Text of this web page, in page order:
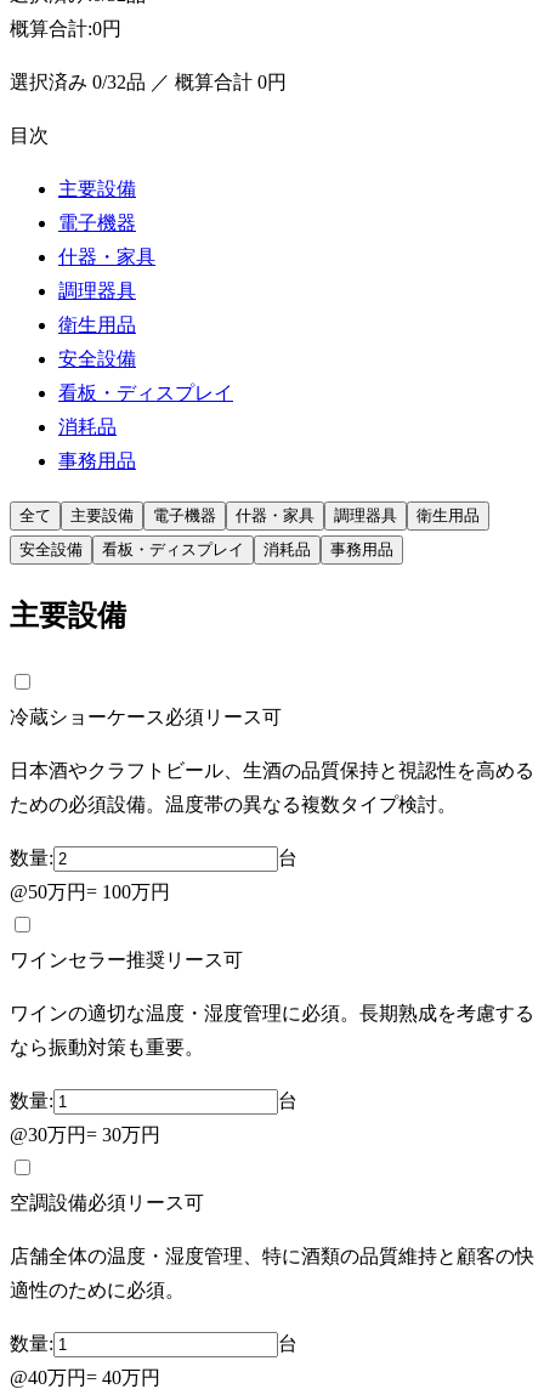
概算合計:0円
選択済み 0/32品 ／ 概算合計 0円
目次
主要設備
電子機器
什器・家具
調理器具
衛生用品
安全設備
看板・ディスプレイ
消耗品
事務用品
全て 主要設備 電子機器 什器・家具 調理器具
衛生用品
安全設備
看板・ディスプレイ 消耗品 事務用品
主要設備
冷蔵ショーケース必須リース可
日本酒やクラフトビール、生酒の品質保持と視認性を高める
ための必須設備。温度帯の異なる複数タイプ検討。
数量:
台
@50万円= 100万円
ワインセラー推奨リース可
ワインの適切な温度・湿度管理に必須。長期熟成を考慮する
なら振動対策も重要。
数量:
台
@30万円= 30万円
空調設備必須リース可
店舗全体の温度・湿度管理、特に酒類の品質維持と顧客の快
適性のために必須。
数量:
台
@40万円= 40万円